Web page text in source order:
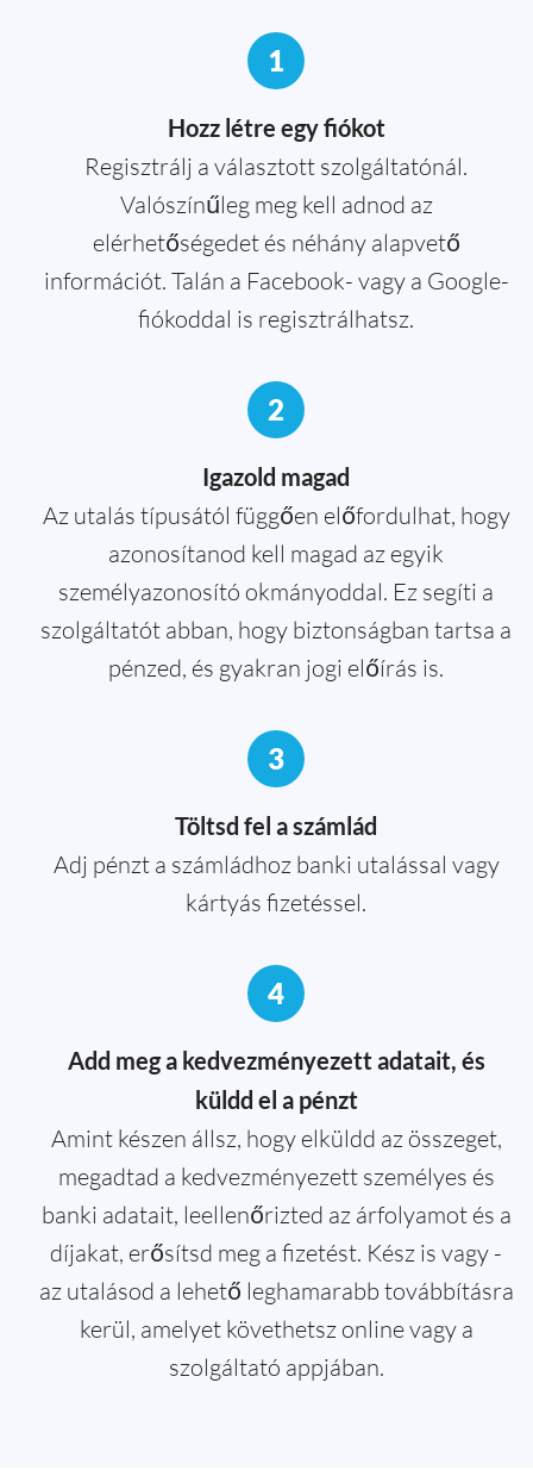
1
Hozz létre egy fiókot
Regisztrálj a választott szolgáltatónál.
Valószínűleg meg kell adnod az
elérhetőségedet és néhány alapvető
információt. Talán a Facebook- vagy a Google-
fiókoddal is regisztrálhatsz.
2
Igazold magad
Az utalás típusától függően előfordulhat, hogy
azonosítanod kell magad az egyik
személyazonosító okmányoddal. Ez segíti a
szolgáltatót abban, hogy biztonságban tartsa a
pénzed, és gyakran jogi előírás is.
3
Töltsd fel a számlád
Adj pénzt a számládhoz banki utalással vagy
kártyás fizetéssel.
4
Add meg a kedvezményezett adatait, és
küldd el a pénzt
Amint készen állsz, hogy elküldd az összeget,
megadtad a kedvezményezett személyes és
banki adatait, leellenőrizted az árfolyamot és a
díjakat, erősítsd meg a fizetést. Kész is vagy -
az utalásod a lehető leghamarabb továbbításra
kerül, amelyet követhetsz online vagy a
szolgáltató appjában.